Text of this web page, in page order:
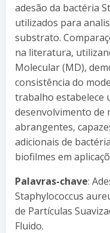
adesão da bactéria
utilizados para
substrato.
na literatura,
Molecular (MD),
consistência do
trabalho estabelece
desenvolvimento de
abrangentes,
adicionais de
biofilmes em
Palavras-chave:
Staphylococcus
de Partículas
Fluido.